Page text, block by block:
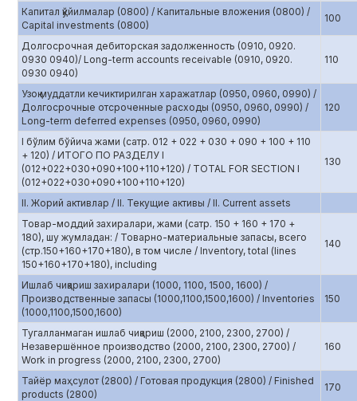
Капитал қўйилмалар (0800) / Капитальные вложения (0800) /
Capital investments (0800)
100
Долгосрочная дебиторская задолженность (0910, 0920.
0930 0940)/ Long-term accounts receivable (0910, 0920.
0930 0940)
110
Узоқ муддатли кечиктирилган харажатлар (0950, 0960, 0990) /
Долгосрочные отсроченные расходы (0950, 0960, 0990) /
Long-term deferred expenses (0950, 0960, 0990)
120
I бўлим бўйича жами (сатр. 012 + 022 + 030 + 090 + 100 + 110
+ 120) / ИТОГО ПО РАЗДЕЛУ I
(012+022+030+090+100+110+120) / TOTAL FOR SECTION I
(012+022+030+090+100+110+120)
130
II. Жорий активлар / II. Текущие активы / II. Current assets
Товар-моддий захиралари, жами (сатр. 150 + 160 + 170 +
180), шу жумладан: / Товарно-материальные запасы, всего
(стр.150+160+170+180), в том числе / Inventory, total (lines
150+160+170+180), including
140
Ишлаб чиқариш захиралари (1000, 1100, 1500, 1600) /
Производственные запасы (1000,1100,1500,1600) / Inventories
(1000,1100,1500,1600)
150
Тугалланмаган ишлаб чиқариш (2000, 2100, 2300, 2700) /
Незавершённое производство (2000, 2100, 2300, 2700) /
Work in progress (2000, 2100, 2300, 2700)
160
Тайёр маҳсулот (2800) / Готовая продукция (2800) / Finished
products (2800)
170